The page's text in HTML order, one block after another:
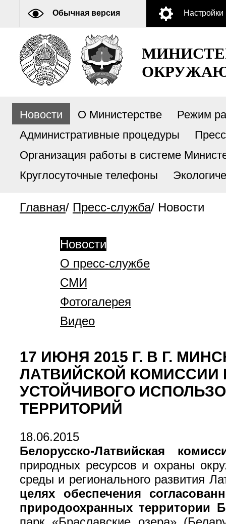
Обычная версия Настройки
Новости О Министерстве
Режим
Административные процедуры
Организация работы в системе
Круглосуточные телефоны
Главная/ Пресс-служба/ Новости
Новости
О пресс-службе
СМИ
Фотогалерея
Видео
17 ИЮНЯ 2015 Г. В Г.
ЛАТВИЙСКОЙ
УСТОЙЧИВОГО
ТЕРРИТОРИЙ
18.06.2015
Белорусско-Латвийская
природных ресурсов и охраны
среды и регионального развития
целях обеспечения
природоохранных территории